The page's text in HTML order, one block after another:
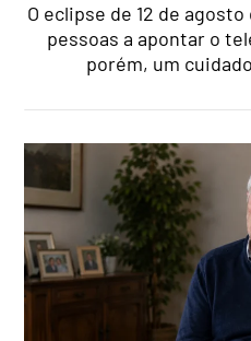
O eclipse de 12 de
pessoas a apontar o
porém, um